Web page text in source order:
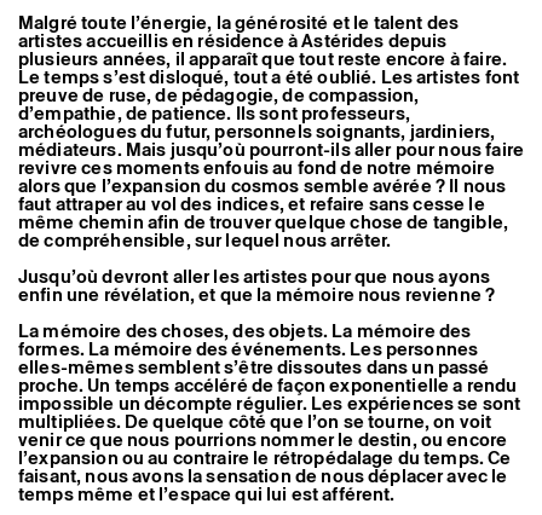
Malgré toute l’énergie, la générosité et le talent des
artistes accueillis en résidence à Astérides depuis
plusieurs années, il apparaît que tout reste encore à faire.
Le temps s’est disloqué, tout a été oublié. Les artistes font
preuve de ruse, de pédagogie, de compassion,
d’empathie, de patience. Ils sont professeurs,
archéologues du futur, personnels soignants, jardiniers,
médiateurs. Mais jusqu’où pourront-ils aller pour nous faire
revivre ces moments enfouis au fond de notre mémoire
alors que l’expansion du cosmos semble avérée ? Il nous
faut attraper au vol des indices, et refaire sans cesse le
même chemin afin de trouver quelque chose de tangible,
de compréhensible, sur lequel nous arrêter.
Jusqu’où devront aller les artistes pour que nous ayons
enfin une révélation, et que la mémoire nous revienne ?
La mémoire des choses, des objets. La mémoire des
formes. La mémoire des événements. Les personnes
elles-mêmes semblent s’être dissoutes dans un passé
proche. Un temps accéléré de façon exponentielle a rendu
impossible un décompte régulier. Les expériences se sont
multipliées. De quelque côté que l’on se tourne, on voit
venir ce que nous pourrions nommer le destin, ou encore
l’expansion ou au contraire le rétropédalage du temps. Ce
faisant, nous avons la sensation de nous déplacer avec le
temps même et l’espace qui lui est afférent.